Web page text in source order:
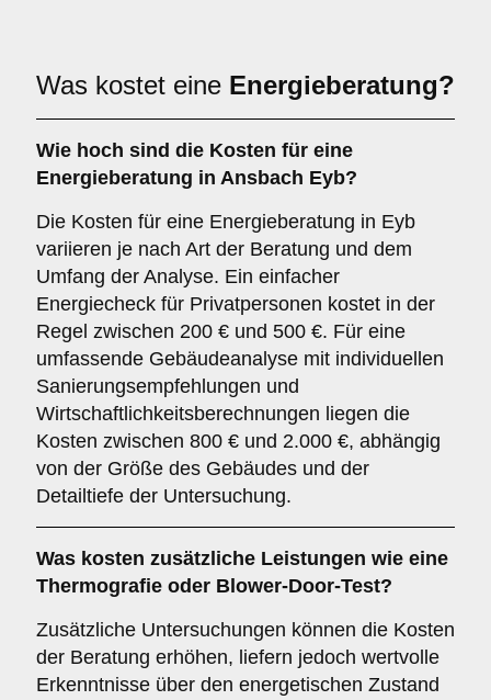
Was kostet eine Energieberatung?
Wie hoch sind die Kosten für eine
Energieberatung in Ansbach Eyb?
Die Kosten für eine Energieberatung in Eyb
variieren je nach Art der Beratung und dem
Umfang der Analyse. Ein einfacher
Energiecheck für Privatpersonen kostet in der
Regel zwischen 200 € und 500 €. Für eine
umfassende Gebäudeanalyse mit individuellen
Sanierungsempfehlungen und
Wirtschaftlichkeitsberechnungen liegen die
Kosten zwischen 800 € und 2.000 €, abhängig
von der Größe des Gebäudes und der
Detailtiefe der Untersuchung.
Was kosten zusätzliche Leistungen wie eine
Thermografie oder Blower-Door-Test?
Zusätzliche Untersuchungen können die Kosten
der Beratung erhöhen, liefern jedoch wertvolle
Erkenntnisse über den energetischen Zustand